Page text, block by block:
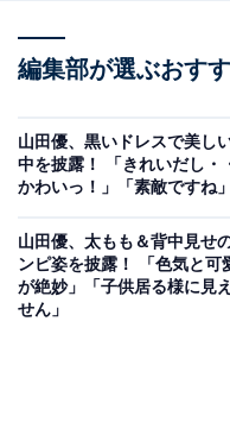
編集部が選ぶおす
山田優、黒いドレスで美し
中を披露！ 「きれいだし・
かわいっ！」「素敵ですね」
山田優、太もも＆背中見せ
ンピ姿を披露！ 「色気と可
が絶妙」「子供居る様に見
せん」